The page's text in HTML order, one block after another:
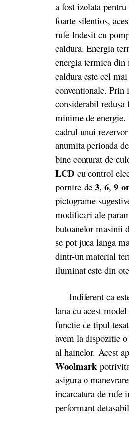
a fost izolata
foarte silentios,
rufe Indesit cu
caldura. Energia
energia termica
caldura este cel
conventionale.
considerabil
minime de energie.
cadrul unui
anumita perioada
bine conturat de
LCD cu control
pornire de 3, 6, 9
pictograme
modificari ale
butoanelor masinii
se pot juca langa
dintr-un material
iluminat este din
Indiferent ca este
lana cu acest
functie de tipul
avem la dispozitie
al hainelor. Acest
Woolmark
asigura o
incarcatura de rufe
performant